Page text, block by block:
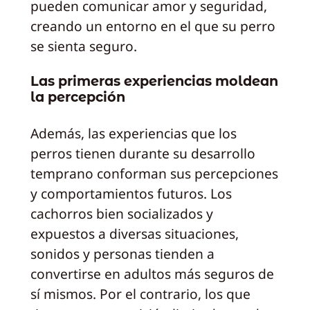
pueden comunicar amor y seguridad,
creando un entorno en el que su perro
se sienta seguro.
Las primeras experiencias moldean
la percepción
Además, las experiencias que los
perros tienen durante su desarrollo
temprano conforman sus percepciones
y comportamientos futuros. Los
cachorros bien socializados y
expuestos a diversas situaciones,
sonidos y personas tienden a
convertirse en adultos más seguros de
sí mismos. Por el contrario, los que